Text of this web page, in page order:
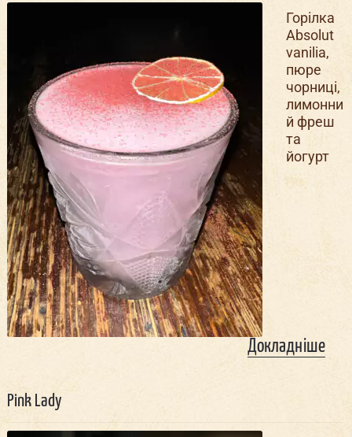
Горілка
Absolut
vanilia,
пюре
чорниці,
лимонни
й фреш
та
йогурт
Докладніше
Pink Lady